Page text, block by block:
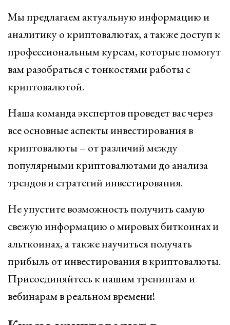
Мы предлагаем актуальную информацию и
аналитику о криптовалютах, а также доступ к
профессиональным курсам, которые помогут
вам разобраться с тонкостями работы с
криптовалютой.
Наша команда экспертов проведет вас через
все основные аспекты инвестирования в
криптовалюты – от различий между
популярными криптовалютами до анализа
трендов и стратегий инвестирования.
Не упустите возможность получить самую
свежую информацию о мировых биткоинах и
альткоинах, а также научиться получать
прибыль от инвестирования в криптовалюты.
Присоединяйтесь к нашим тренингам и
вебинарам в реальном времени!